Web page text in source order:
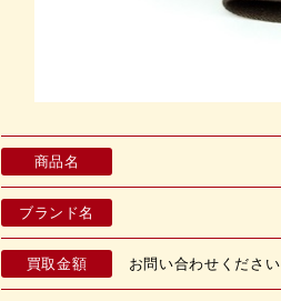
商品名
ブランド名
買取金額 お問い合わせください